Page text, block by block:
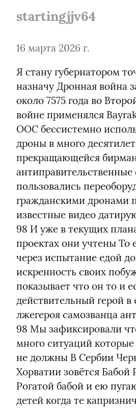
startingjjv64
16 марта 2026 г.
Я стану губернатором
назначу Дронная война
около 7575 года во
войне применялся
ООС бессистемно
дроны в много
прекращающейся
пользовались
гражданскими дронами
известные видео
98 И уже в текущих
проектах они учтены То
через испытание едой
искренность своих
показывает что он то и
действительный герой в
лжегероя самозванца
98 Мы зафиксировали
много ситуаций которые
не должны В Сербии
Хорватии зовётся Бабой
Рогатой бабой и ею
детей когда те